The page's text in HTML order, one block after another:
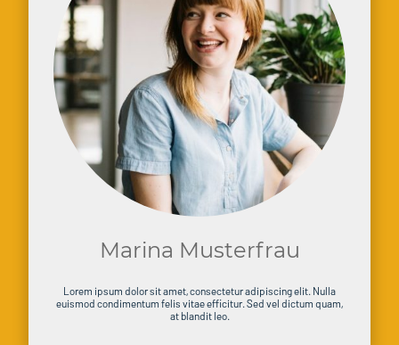
Marina Musterfrau
Lorem ipsum dolor sit amet, consectetur adipiscing elit. Nulla
euismod condimentum felis vitae efficitur. Sed vel dictum quam,
at blandit leo.